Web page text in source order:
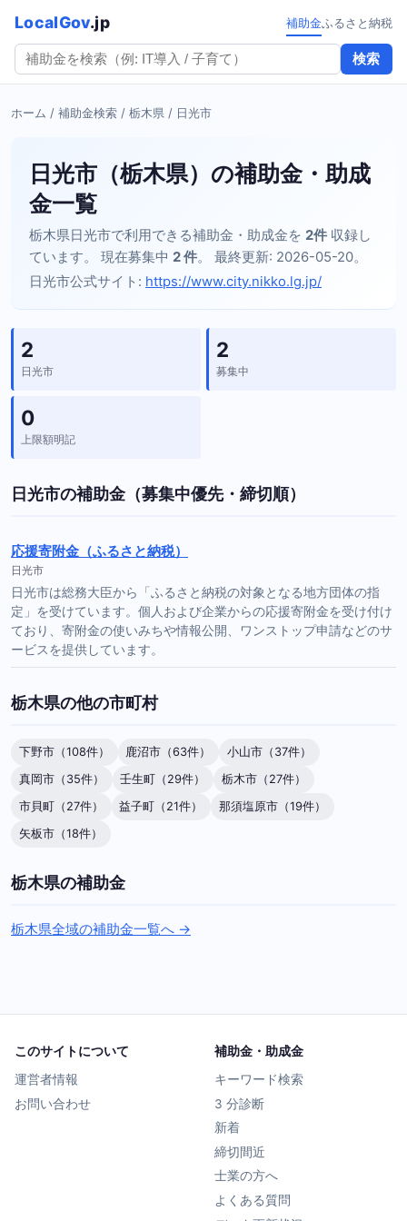
LocalGov.jp
検索
補助金ふるさと納税
ホーム / 補助金検索 / 栃木県 / 日光市
日光市（栃木県）の補助金・助成
金一覧
栃木県日光市で利用できる補助金・助成金を 2件 収録し
ています。 現在募集中 2 件。 最終更新: 2026-05-20。
日光市公式サイト: https://www.city.nikko.lg.jp/
2
日光市
2
募集中
0
上限額明記
日光市の補助金（募集中優先・締切順）
応援寄附金（ふるさと納税）
日光市
日光市は総務大臣から「ふるさと納税の対象となる地方団体の指
定」を受けています。個人および企業からの応援寄附金を受け付け
ており、寄附金の使いみちや情報公開、ワンストップ申請などのサ
ービスを提供しています。
栃木県の他の市町村
下野市（108件） 鹿沼市（63件）
小山市（37件）
真岡市（35件）
壬生町（29件）
栃木市（27件）
市貝町（27件）
益子町（21件）
那須塩原市（19件）
矢板市（18件）
栃木県の補助金
栃木県全域の補助金一覧へ →
このサイトについて
運営者情報
お問い合わせ
補助金・助成金
キーワード検索
3 分診断
新着
締切間近
士業の方へ
よくある質問